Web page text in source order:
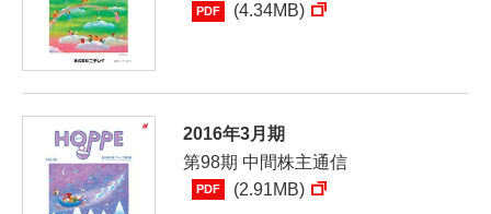
PDF (4.34MB)
2016年3月期
第98期 中間株主通信
PDF (2.91MB)